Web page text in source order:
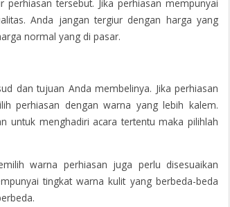
tersebut. Jika perhiasan mempunyai
Anda jangan tergiur dengan harga yang
normal yang di pasar.
dan tujuan Anda membelinya. Jika perhiasan
perhiasan dengan warna yang lebih kalem.
untuk menghadiri acara tertentu maka pilihlah
warna perhiasan juga perlu disesuaikan
tingkat warna kulit yang berbeda-beda